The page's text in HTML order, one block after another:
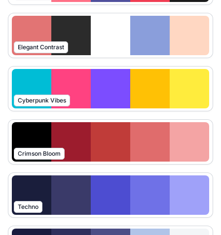
Elegant Contrast
Cyberpunk Vibes
Crimson Bloom
Techno